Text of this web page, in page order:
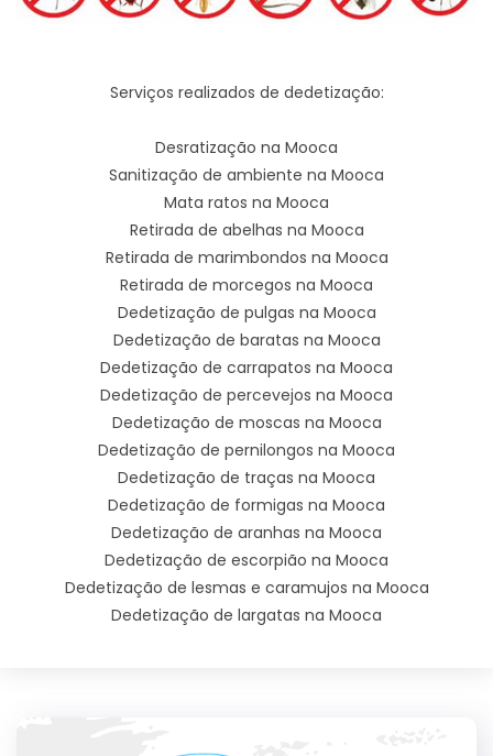
Serviços realizados de dedetização:
Desratização na Mooca
Sanitização de ambiente na Mooca
Mata ratos na Mooca
Retirada de abelhas na Mooca
Retirada de marimbondos na Mooca
Retirada de morcegos na Mooca
Dedetização de pulgas na Mooca
Dedetização de baratas na Mooca
Dedetização de carrapatos na Mooca
Dedetização de percevejos na Mooca
Dedetização de moscas na Mooca
Dedetização de pernilongos na Mooca
Dedetização de traças na Mooca
Dedetização de formigas na Mooca
Dedetização de aranhas na Mooca
Dedetização de escorpião na Mooca
Dedetização de lesmas e caramujos na Mooca
Dedetização de largatas na Mooca